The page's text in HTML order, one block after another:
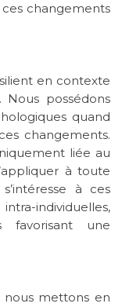
changements
en contexte
possédons
quand
changements.
liée au
à toute
à ces
individuelles,
favorisant une
nous mettons en